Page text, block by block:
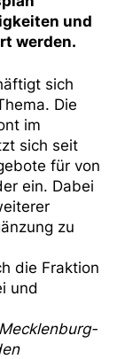
und
werden.
sich
Die
im
sich seit
für von
ein. Dabei
zu
die Fraktion
und